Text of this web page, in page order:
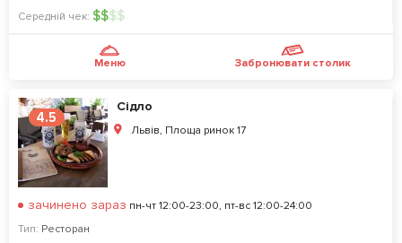
Середній чек: $$$$
Меню Забронювати столик
4.5
Сідло
Львів, Площа ринок 17
зачинено зараз пн-чт 12:00-23:00, пт-вс 12:00-24:00
Тип: Ресторан